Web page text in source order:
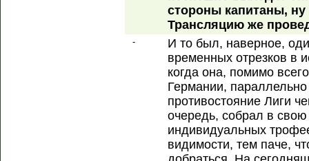
стороны капитаны,
Трансляцию же
-
И то был, наверное,
временных отрезков в
когда она, помимо
Германии,
противостояние Лиги
очередь, собрал в
индивидуальных
видимости, тем паче,